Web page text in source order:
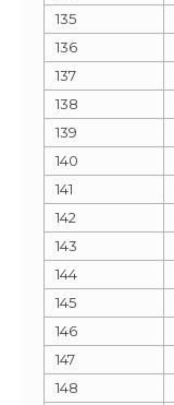
135
136
137
138
139
140
141
142
143
144
145
146
147
148